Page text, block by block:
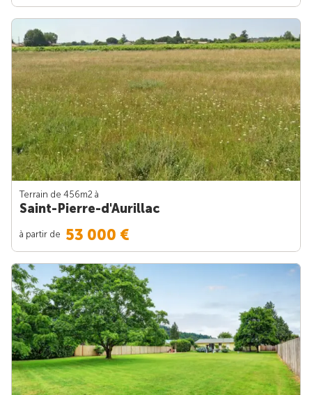
Terrain de 456m2 à
Saint-Pierre-d'Aurillac
à partir de 53 000 €